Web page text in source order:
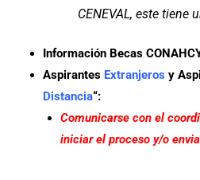
CENEVAL, este tiene
Información Becas
Aspirantes Extranjeros y
Distancia“:
Comunicarse con el
iniciar el proceso y/o